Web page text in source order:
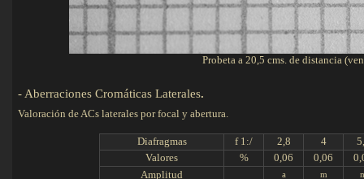
Probeta a 20,5 cms. de distancia
- Aberraciones Cromáticas Laterales.
Valoración de ACs laterales por focal y abertura.
Diafragmas f 1:/ 2,8 4
Valores
% 0,06 0,06
Amplitud
a m